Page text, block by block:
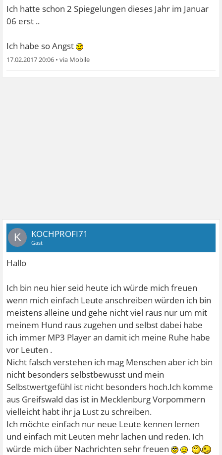
Ich hatte schon 2 Spiegelungen dieses Jahr im Januar
06 erst ..
Ich habe so Angst
17.02.2017 20:06 •
K KOCHPROFI71
Gast
Hallo
Ich bin neu hier seid heute ich würde mich freuen
wenn mich einfach Leute anschreiben würden ich bin
meistens alleine und gehe nicht viel raus nur um mit
meinem Hund raus zugehen und selbst dabei habe
ich immer MP3 Player an damit ich meine Ruhe habe
vor Leuten .
Nicht falsch verstehen ich mag Menschen aber ich bin
nicht besonders selbstbewusst und mein
Selbstwertgefühl ist nicht besonders hoch.Ich komme
aus Greifswald das ist in Mecklenburg Vorpommern
vielleicht habt ihr ja Lust zu schreiben.
Ich möchte einfach nur neue Leute kennen lernen
und einfach mit Leuten mehr lachen und reden. Ich
würde mich über Nachrichten sehr freuen